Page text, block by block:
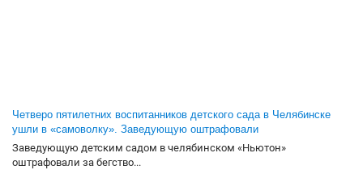
Четверо пятилетних воспитанников детского сада в Челябинске
ушли в «самоволку». Заведующую оштрафовали
Заведующую детским садом в челябинском «Ньютон»
оштрафовали за бегство...